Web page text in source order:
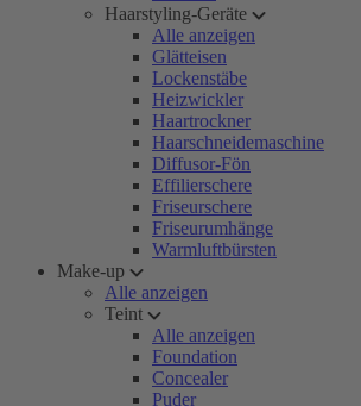
Haarstyling-Geräte
Alle anzeigen
Glätteisen
Lockenstäbe
Heizwickler
Haartrockner
Haarschneidemaschine
Diffusor-Fön
Effilierschere
Friseurschere
Friseurumhänge
Warmluftbürsten
Make-up
Alle anzeigen
Teint
Alle anzeigen
Foundation
Concealer
Puder